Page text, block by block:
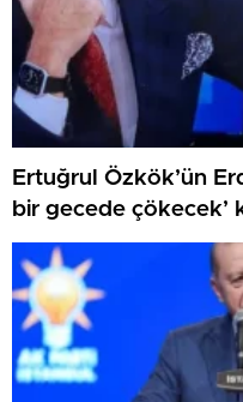
Ertuğrul Özkök’ün
bir gecede çökecek’